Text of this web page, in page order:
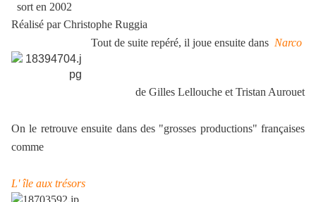
sort en 2002
Réalisé par Christophe Ruggia
Tout de suite repéré, il joue ensuite dans Narco
de Gilles Lellouche et Tristan Aurouet
On le retrouve ensuite dans des "grosses productions" françaises
comme
L' île aux trésors